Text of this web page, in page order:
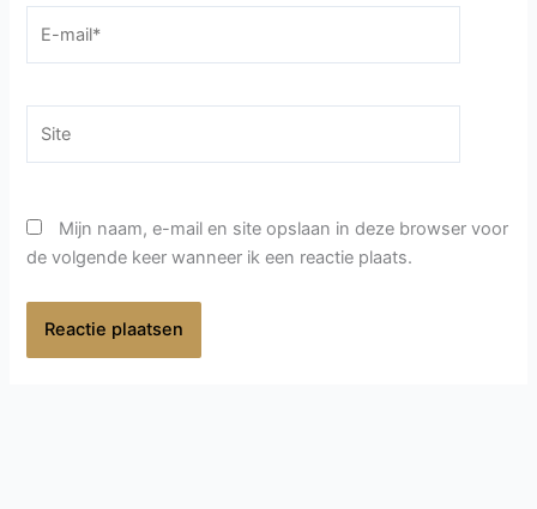
mail*
Mijn naam, e-mail en site opslaan in deze browser voor
de volgende keer wanneer ik een reactie plaats.